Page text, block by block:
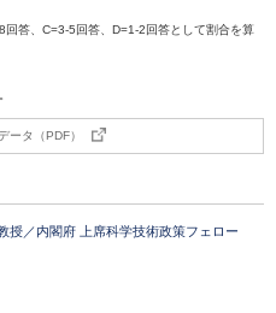
答、C=3-5回答、D=1-2回答として割合を算
ータ（PDF）
授／内閣府 上席科学技術政策フェロー